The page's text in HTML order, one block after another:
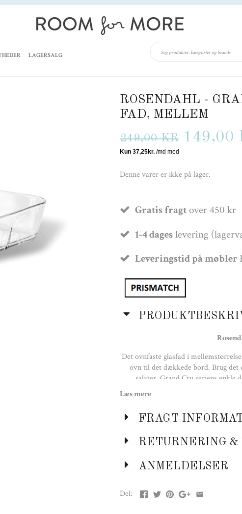
LAGERSALG
ROSENDAHL -
FAD, MELLEM
249,00 KR 149,00
Denne varer er ikke på lager.
Gratis fragtover 450 kr
1-4 dageslevering
Leveringstid på møbler
Det ovnfaste glasfad i
ovn til det dækkede bord. Brug det
salater. Grand Cru seriens enkle
Læs mere
FRAGT
RETURNERING
ANMELDELSER
Del: